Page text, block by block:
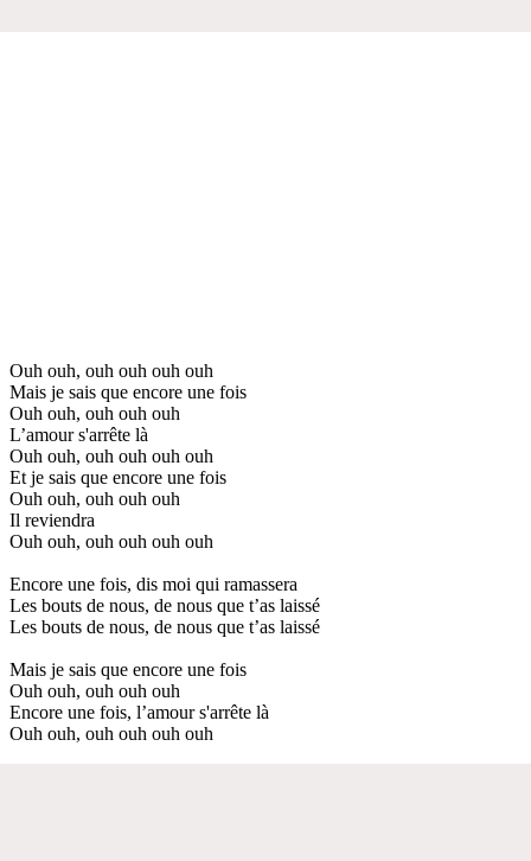
Ouh ouh, ouh ouh ouh ouh
Mais je sais que encore une fois
Ouh ouh, ouh ouh ouh
L’amour s'arrête là
Ouh ouh, ouh ouh ouh ouh
Et je sais que encore une fois
Ouh ouh, ouh ouh ouh
Il reviendra
Ouh ouh, ouh ouh ouh ouh
Encore une fois, dis moi qui ramassera
Les bouts de nous, de nous que t’as laissé
Les bouts de nous, de nous que t’as laissé
Mais je sais que encore une fois
Ouh ouh, ouh ouh ouh
Encore une fois, l’amour s'arrête là
Ouh ouh, ouh ouh ouh ouh